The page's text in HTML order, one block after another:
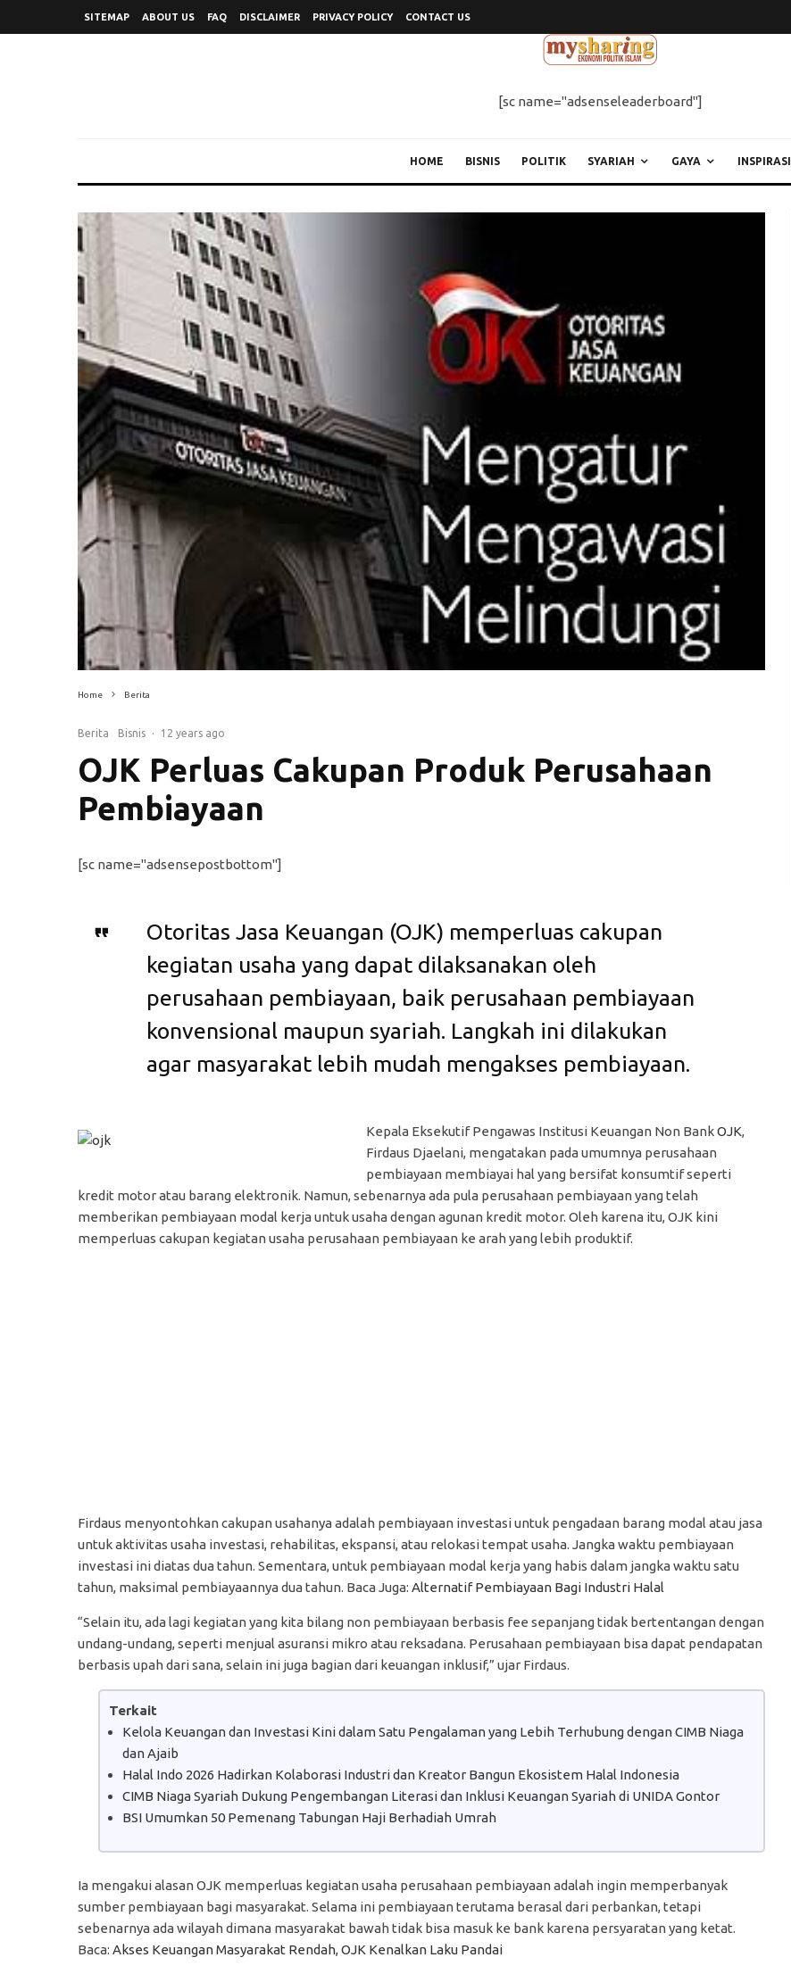
SITEMAP ABOUT US FAQ DISCLAIMER PRIVACY POLICY CONTACT US
[sc name="adsenseleaderboard"]
HOME BISNIS POLITIK SYARIAH GAYA INSPIRASI
Home Berita
Berita Bisnis · 12 years ago
OJK Perluas Cakupan Produk Perusahaan
Pembiayaan
[sc name="adsensepostbottom"]
Otoritas Jasa Keuangan (OJK) memperluas cakupan
kegiatan usaha yang dapat dilaksanakan oleh
perusahaan pembiayaan, baik perusahaan pembiayaan
konvensional maupun syariah. Langkah ini dilakukan
agar masyarakat lebih mudah mengakses pembiayaan.
Kepala Eksekutif Pengawas Institusi Keuangan Non BankOJK,
Firdaus Djaelani, mengatakan pada umumnya perusahaan
pembiayaan membiayai hal yang bersifat konsumtif seperti
kredit motor atau barang elektronik. Namun, sebenarnya ada pula perusahaan pembiayaan yang telah
memberikan pembiayaan modal kerja untuk usaha dengan agunan kredit motor. Oleh karena itu, OJK kini
memperluas cakupan kegiatan usaha perusahaan pembiayaan ke arah yang lebih produktif.
Firdaus menyontohkan cakupan usahanya adalah pembiayaan investasi untuk pengadaan barang modal atau jasa
untuk aktivitas usaha investasi, rehabilitas, ekspansi, atau relokasi tempat usaha. Jangka waktu pembiayaan
investasi ini diatas dua tahun. Sementara, untuk pembiayaan modal kerja yang habis dalam jangka waktu satu
tahun, maksimal pembiayaannya dua tahun. Baca Juga: Alternatif Pembiayaan Bagi Industri Halal
“Selain itu, ada lagi kegiatan yang kita bilang non pembiayaan berbasis fee sepanjang tidak bertentangan dengan
undang-undang, seperti menjual asuransi mikro atau reksadana. Perusahaan pembiayaan bisa dapat pendapatan
berbasis upah dari sana, selain ini juga bagian dari keuangan inklusif,” ujar Firdaus.
Terkait
Kelola Keuangan dan Investasi Kini dalam Satu Pengalaman yang Lebih Terhubung dengan CIMB Niaga
dan Ajaib
Halal Indo 2026 Hadirkan Kolaborasi Industri dan Kreator Bangun Ekosistem Halal Indonesia
CIMB Niaga Syariah Dukung Pengembangan Literasi dan Inklusi Keuangan Syariah di UNIDA Gontor
BSI Umumkan 50 Pemenang Tabungan Haji Berhadiah Umrah
Ia mengakui alasan OJK memperluas kegiatan usaha perusahaan pembiayaan adalah ingin memperbanyak
sumber pembiayaan bagi masyarakat. Selama ini pembiayaan terutama berasal dari perbankan, tetapi
sebenarnya ada wilayah dimana masyarakat bawah tidak bisa masuk ke bank karena persyaratan yang ketat.
Baca: Akses Keuangan Masyarakat Rendah, OJK Kenalkan Laku Pandai